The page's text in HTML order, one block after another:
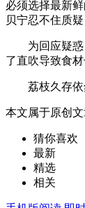
必须选择最新
贝宁忍不住质
为回应疑惑，
了直吹导致食
荔枝久存依然
本文属于原创
猜你喜欢
最新
精选
相关